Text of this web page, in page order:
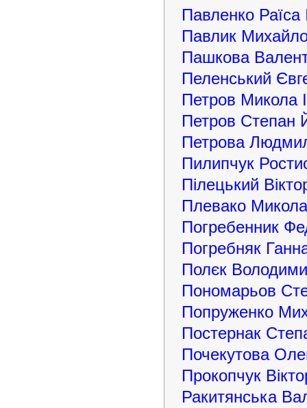
Павленко Раїса
Павлик
Пашкова
Пеленський
Петров Микола
Петров Степан
Петрова
Пилипчук
Пілецький
Плевако
Погребенник
Погребняк
Полєк
Пономарьов
Попруженко
Постернак
Почекутова
Прокопчук
Ракитянська